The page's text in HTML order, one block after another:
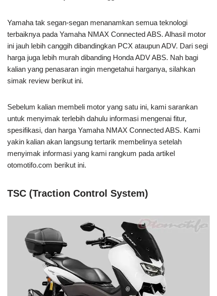
Yamaha tak segan-segan menanamkan semua teknologi
terbaiknya pada Yamaha NMAX Connected ABS. Alhasil motor
ini jauh lebih canggih dibandingkan PCX ataupun ADV. Dari segi
harga juga lebih murah dibanding Honda ADV ABS. Nah bagi
kalian yang penasaran ingin mengetahui harganya, silahkan
simak review berikut ini.
Sebelum kalian membeli motor yang satu ini, kami sarankan
untuk menyimak terlebih dahulu informasi mengenai fitur,
spesifikasi, dan harga Yamaha NMAX Connected ABS. Kami
yakin kalian akan langsung tertarik membelinya setelah
menyimak informasi yang kami rangkum pada artikel
otomotifo.com berikut ini.
TSC (Traction Control System)